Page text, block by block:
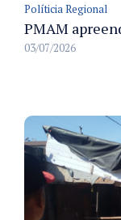
Políticia Regional
03/07/2026